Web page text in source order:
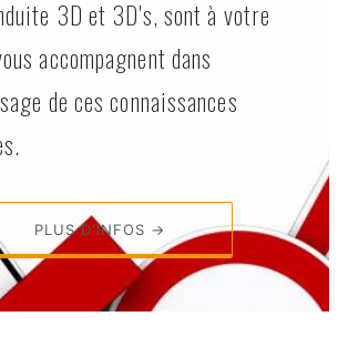
3D et 3D's, sont à votre
accompagnent dans
de ces connaissances
PLUS D'INFOS →